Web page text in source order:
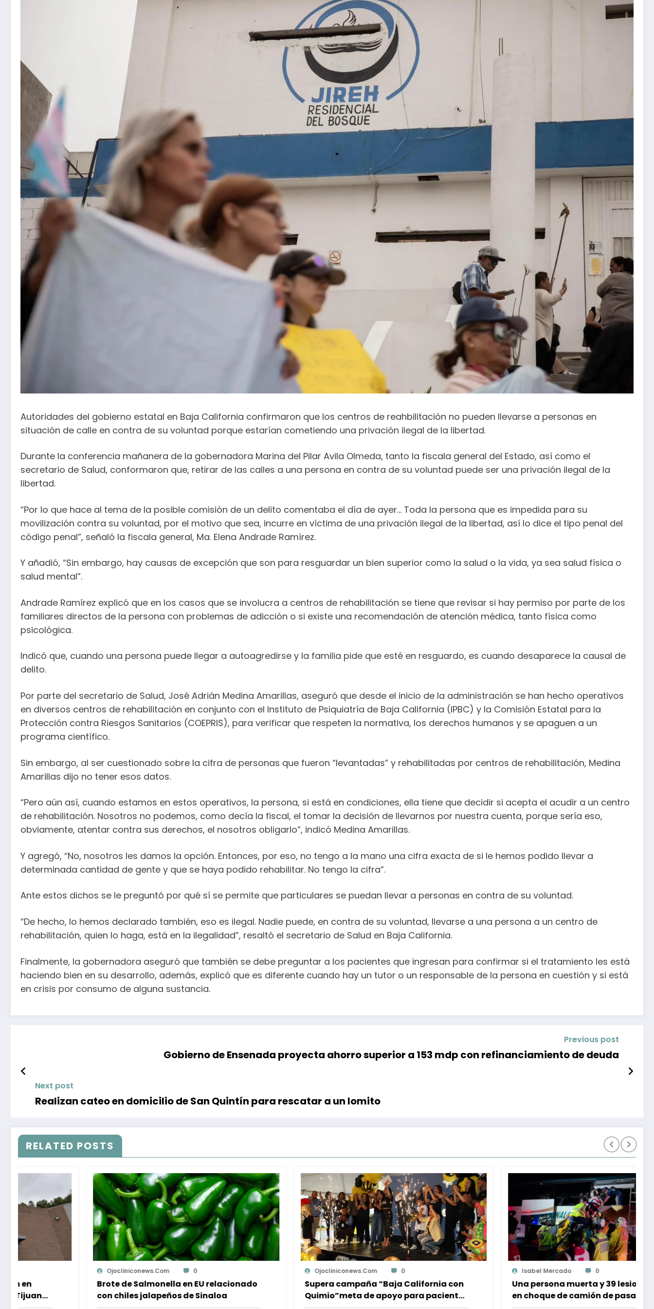
Autoridades del gobierno estatal en Baja California confirmaron que los centros de reahbilitación no pueden llevarse a personas en
situación de calle en contra de su voluntad porque estarían cometiendo una privación ilegal de la libertad.
Durante la conferencia mañanera de la gobernadora Marina del Pilar Avila Olmeda, tanto la fiscala general del Estado, así como el
secretario de Salud, conformaron que, retirar de las calles a una persona en contra de su voluntad puede ser una privación ilegal de la
libertad.
“Por lo que hace al tema de la posible comisión de un delito comentaba el día de ayer… Toda la persona que es impedida para su
movilización contra su voluntad, por el motivo que sea, incurre en víctima de una privación ilegal de la libertad, así lo dice el tipo penal del
código penal”, señaló la fiscala general, Ma. Elena Andrade Ramírez.
Y añadió, “Sin embargo, hay causas de excepción que son para resguardar un bien superior como la salud o la vida, ya sea salud física o
salud mental”.
Andrade Ramírez explicó que en los casos que se involucra a centros de rehabilitación se tiene que revisar si hay permiso por parte de los
familiares directos de la persona con problemas de adicción o si existe una recomendación de atención médica, tanto física como
psicológica.
Indicó que, cuando una persona puede llegar a autoagredirse y la familia pide que esté en resguardo, es cuando desaparece la causal de
delito.
Por parte del secretario de Salud, José Adrián Medina Amarillas, aseguró que desde el inicio de la administración se han hecho operativos
en diversos centros de rehabilitación en conjunto con el Instituto de Psiquiatría de Baja California (IPBC) y la Comisión Estatal para la
Protección contra Riesgos Sanitarios (COEPRIS), para verificar que respeten la normativa, los derechos humanos y se apaguen a un
programa científico.
Sin embargo, al ser cuestionado sobre la cifra de personas que fueron “levantadas” y rehabilitadas por centros de rehabilitación, Medina
Amarillas dijo no tener esos datos.
“Pero aún así, cuando estamos en estos operativos, la persona, si está en condiciones, ella tiene que decidir si acepta el acudir a un centro
de rehabilitación. Nosotros no podemos, como decía la fiscal, el tomar la decisión de llevarnos por nuestra cuenta, porque sería eso,
obviamente, atentar contra sus derechos, el nosotros obligarlo”, indicó Medina Amarillas.
Y agregó, “No, nosotros les damos la opción. Entonces, por eso, no tengo a la mano una cifra exacta de si le hemos podido llevar a
determinada cantidad de gente y que se haya podido rehabilitar. No tengo la cifra”.
Ante estos dichos se le preguntó por qué sí se permite que particulares se puedan llevar a personas en contra de su voluntad.
“De hecho, lo hemos declarado también, eso es ilegal. Nadie puede, en contra de su voluntad, llevarse a una persona a un centro de
rehabilitación, quien lo haga, está en la ilegalidad”, resaltó el secretario de Salud en Baja California.
Finalmente, la gobernadora aseguró que también se debe preguntar a los pacientes que ingresan para confirmar si el tratamiento les está
haciendo bien en su desarrollo, además, explicó que es diferente cuando hay un tutor o un responsable de la persona en cuestión y si está
en crisis por consumo de alguna sustancia.
Previous post
Gobierno de Ensenada proyecta ahorro superior a 153 mdp con refinanciamiento de deuda
Next post
Realizan cateo en domicilio de San Quintín para rescatar a un lomito
RELATED POSTS
Ojocliniconews.com
Supera campaña “Baja California con
Quimio”meta de apoyo para pacientes
Isabel Mercado 0
Una persona muerta y 39 lesionadas
en choque de camión de pasajero con
Ojocliniconews.com 0
Emiten recomendación a la FESC por
detenciones arbitrarias y malos